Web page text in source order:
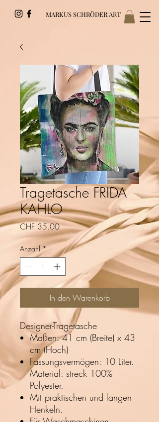
MARKUS SCHRÖDER ART
Tragetasche FRIDA
KAHLO
CHF 35.00Preis
Anzahl *
In den Warenkorb
Designer-Tragetasche
Maßen: 41 cm (Breite) x 43
cm (Hoch)
Fassungsvermögen: 10 Liter.
Material: streck 100%
Polyester.
Mit praktischen und langen
Henkeln.
Für Waschmaschinen